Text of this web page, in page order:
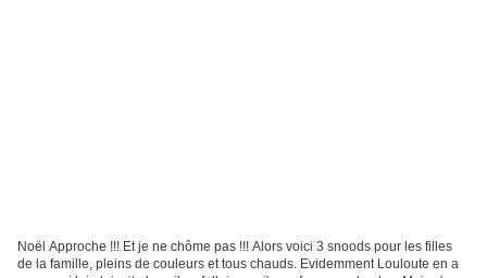
Noël Approche !!! Et je ne chôme pas !!! Alors voici 3 snoods pour les filles
de la famille, pleins de couleurs et tous chauds. Evidemment Louloute en a